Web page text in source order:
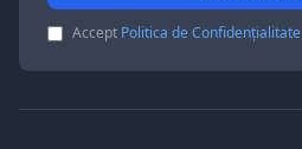
Accept Politica de Confidențialitate